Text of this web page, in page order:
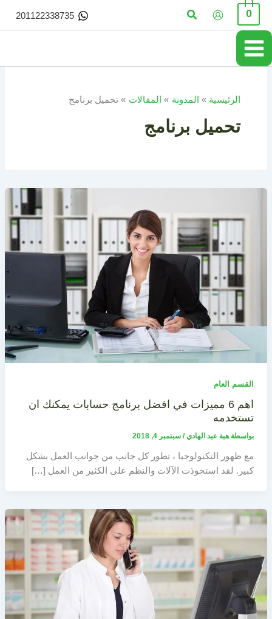
تخطي
المحتوى
0 البحث 201122338735
الرئيسية المدونة المقالات تحميل برنامج
تحميل برنامج
القسم العام
اهم 6 مميزات في افضل برنامج حسابات يمكنك ان
تستخدمه
بواسطة هبة عبد الهادي/ سبتمبر 4, 2018
مع ظهور التكنولوجيا ، تطور كل جانب من جوانب العمل بشكل
كبير. لقد استحوذت الآلات والنظم على الكثير من العمل […]